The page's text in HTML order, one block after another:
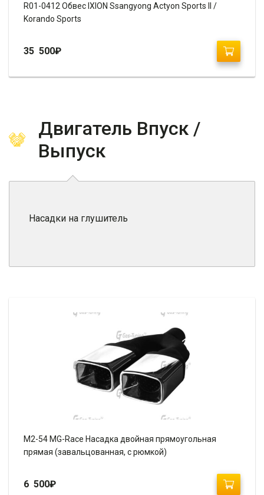
R01-0412 Обвес IXION Ssangyong Actyon Sports II /
Korando Sports
35 500₽
Двигатель Впуск /
Выпуск
Насадки на глушитель
M2-54 MG-Race Насадка двойная прямоугольная
прямая (завальцованная, с рюмкой)
6 500₽